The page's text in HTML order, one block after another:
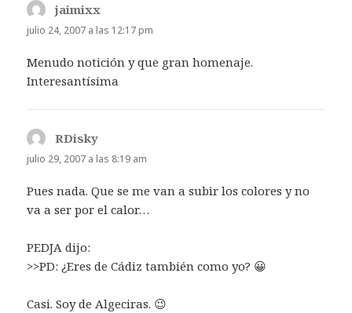
jaimixx
julio 24, 2007 a las 12:17 pm
Menudo notición y que gran homenaje.
Interesantísima
RDisky
julio 29, 2007 a las 8:19 am
Pues nada. Que se me van a subir los colores y no
va a ser por el calor…
PEDJA dijo:
>>PD: ¿Eres de Cádiz también como yo? 😀
Casi. Soy de Algeciras. 😉